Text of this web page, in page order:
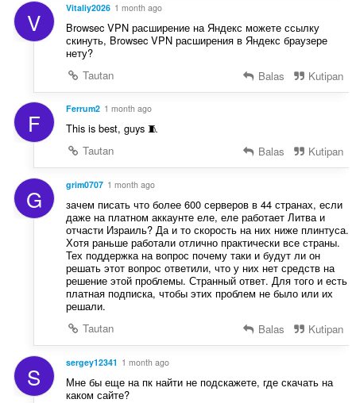
V Vitaliy2026 1 month ago
Browsec VPN расширение на Яндекс можете ссылку
скинуть, Browsec VPN расширения в Яндекс браузере
нету?
Tautan
Balas Kutipan
F Ferrum2 1 month ago
This is best, guys 🧵
Tautan
Balas Kutipan
G grim0707 1 month ago
зачем писать что более 600 серверов в 44 странах, если
даже на платном аккаунте еле, еле работает Литва и
отчасти Израиль? Да и то скорость на них ниже плинтуса.
Хотя раньше работали отлично практически все страны.
Тех поддержка на вопрос почему таки и будут ли он
решать этот вопрос ответили, что у них нет средств на
решение этой проблемы. Странный ответ. Для того и есть
платная подписка, чтобы этих проблем не было или их
решали.
Tautan
Balas Kutipan
S sergey12341 1 month ago
Мне бы еще на пк найти не подскажете, где скачать на
каком сайте?